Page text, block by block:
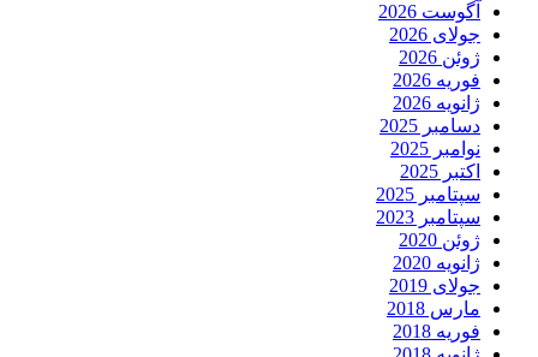
آگوست 2026
جولای 2026
ژوئن 2026
فوریه 2026
ژانویه 2026
دسامبر 2025
نوامبر 2025
اکتبر 2025
سپتامبر 2025
سپتامبر 2023
ژوئن 2020
ژانویه 2020
جولای 2019
مارس 2018
فوریه 2018